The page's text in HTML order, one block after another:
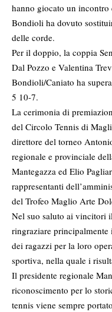
hanno giocato un
Bondioli ha dovuto
delle corde.
Per il doppio, la coppia
Dal Pozzo e Valentina
Bondioli/Caniato ha
5 10-7.
La cerimonia di
del Circolo Tennis di
direttore del torneo
regionale e provinciale
Mantegazza ed Elio
rappresentanti
del Trofeo Maglio Arte
Nel suo saluto ai vincitori
ringraziare
dei ragazzi per la loro
sportiva, nella quale i
Il presidente regionale
riconoscimento per lo
tennis viene sempre